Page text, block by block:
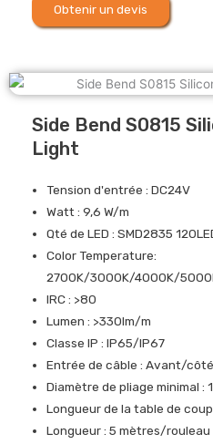
Obtenir un devis
Side Bend S0815
Light
Tension d'entrée : DC24V
Watt : 9,6 W/m
Qté de LED : SMD2835
Color Temperature:
2700K/3000K/4000K/
IRC : >80
Lumen : >330lm/m
Classe IP : IP65/IP67
Entrée de câble : Avant/
Diamètre de pliage minimal :
Longueur de la table de
Longueur : 5 mètres/rouleau